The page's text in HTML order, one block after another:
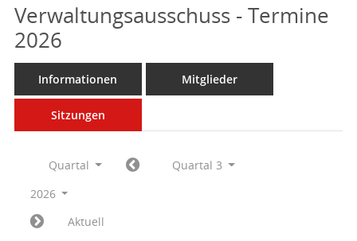
Verwaltungsausschuss - Termine
2026
Informationen Mitglieder
Sitzungen
Quartal
Quartal 3
2026
Aktuell